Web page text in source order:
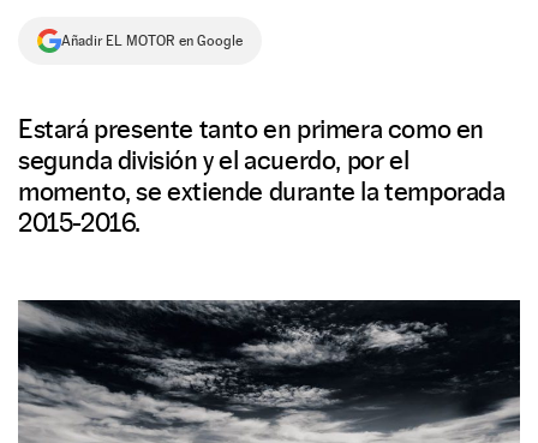
NEWSLETTER
Añadir EL MOTOR en Google
Estará presente tanto en primera como en
segunda división y el acuerdo, por el
momento, se extiende durante la temporada
2015-2016.